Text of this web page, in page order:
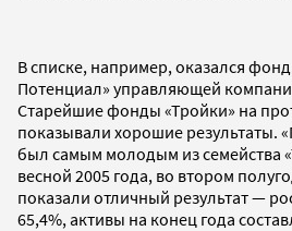
В списке, например, оказался
Потенциал» управляющей
Старейшие фонды «Тройки» на
показывали хорошие результаты.
был самым молодым из семейства
весной 2005 года, во втором
показали отличный результат —
65,4%, активы на конец года